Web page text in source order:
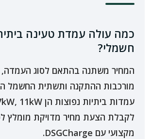
כמה עולה עמדת טעינה
חשמלי?
המחיר משתנה בהתאם לסוג
מורכבות ההתקנה ותשתית החשמל
לקבלת הצעת מחיר מדויקת מומלץ
מקצועי עם DSGCharge.